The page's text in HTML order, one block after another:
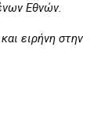
Εθνών.
ειρήνη στην